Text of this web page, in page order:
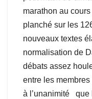
marathon au
planché sur les
nouveaux textes
normalisation de
débats assez
entre les membres
à l’unanimité